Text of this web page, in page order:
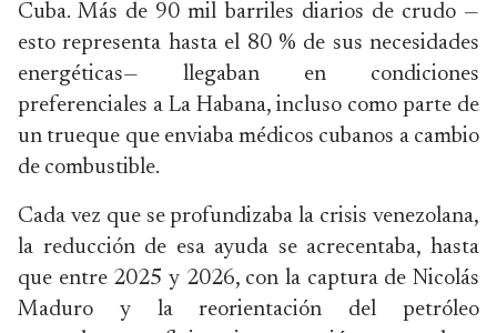
Cuba. Más de 90 mil barriles diarios de crudo —
esto representa hasta el 80 % de sus necesidades
energéticas— llegaban en condiciones
preferenciales a La Habana, incluso como parte de
un trueque que enviaba médicos cubanos a cambio
de combustible.
Cada vez que se profundizaba la crisis venezolana,
la reducción de esa ayuda se acrecentaba, hasta
que entre 2025 y 2026, con la captura de Nicolás
Maduro y la reorientación del petróleo